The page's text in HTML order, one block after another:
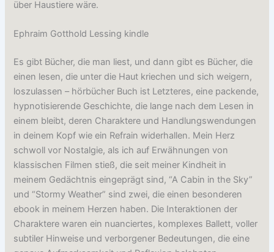
über Haustiere wäre.
Ephraim Gotthold Lessing kindle
Es gibt Bücher, die man liest, und dann gibt es Bücher, die
einen lesen, die unter die Haut kriechen und sich weigern,
loszulassen – hörbücher Buch ist Letzteres, eine packende,
hypnotisierende Geschichte, die lange nach dem Lesen in
einem bleibt, deren Charaktere und Handlungswendungen
in deinem Kopf wie ein Refrain widerhallen. Mein Herz
schwoll vor Nostalgie, als ich auf Erwähnungen von
klassischen Filmen stieß, die seit meiner Kindheit in
meinem Gedächtnis eingeprägt sind, “A Cabin in the Sky”
und “Stormy Weather” sind zwei, die einen besonderen
ebook in meinem Herzen haben. Die Interaktionen der
Charaktere waren ein nuanciertes, komplexes Ballett, voller
subtiler Hinweise und verborgener Bedeutungen, die eine